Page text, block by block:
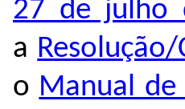
27 de julho
a
o Manual de